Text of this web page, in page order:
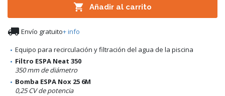
 Añadir al carrito
 Envío gratuito+ info
Equipo para recirculación y filtración del agua de la piscina
Filtro ESPA Neat 350
350 mm de diámetro
Bomba ESPA Nox 25 6M
0,25 CV de potencia